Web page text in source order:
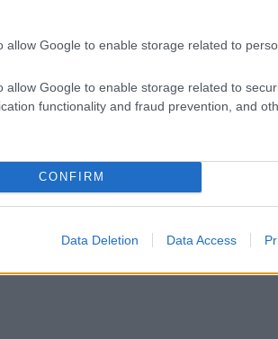
allow Google to enable storage related to
allow Google to enable storage related to
functionality and fraud prevention, and
CONFIRM
Data Deletion Data Access